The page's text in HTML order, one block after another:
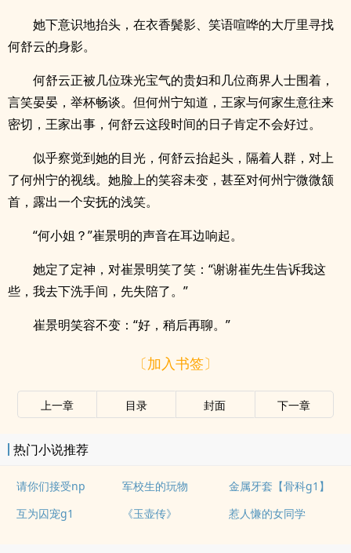
她下意识地抬头，在衣香鬓影、笑语喧哗的大厅里寻找
何舒云的身影。
何舒云正被几位珠光宝气的贵妇和几位商界人士围着，
言笑晏晏，举杯畅谈。但何州宁知道，王家与何家生意往来
密切，王家出事，何舒云这段时间的日子肯定不会好过。
似乎察觉到她的目光，何舒云抬起头，隔着人群，对上
了何州宁的视线。她脸上的笑容未变，甚至对何州宁微微颔
首，露出一个安抚的浅笑。
“何小姐？”崔景明的声音在耳边响起。
她定了定神，对崔景明笑了笑：“谢谢崔先生告诉我这
些，我去下洗手间，先失陪了。”
崔景明笑容不变：“好，稍后再聊。”
〔加入书签〕
上一章 目录 封面 下一章
热门小说推荐
请你们接受np 军校生的玩物
金属牙套【骨科g1】
互为囚宠g1
《玉壶传》 惹人慊的女同学